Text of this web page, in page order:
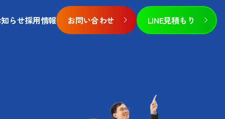
らせ採用情報 お問い合わせ LINE見積もり